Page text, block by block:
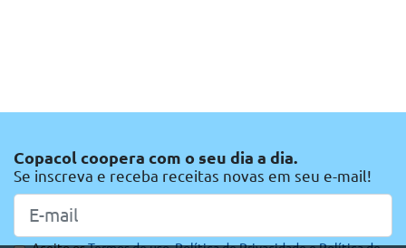
Copacol coopera com o seu dia a dia.
Se inscreva e receba receitas novas em seu e-mail!